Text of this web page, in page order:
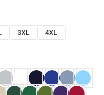
3XL
4XL